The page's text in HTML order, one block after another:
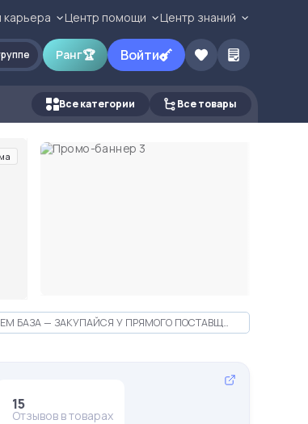
карьера Центр помощи Центр знаний
Ранг🏆 Войти
Все категории Все товары
СВОЯ RU PREM БАЗА — ЗАКУПАЙСЯ У ПРЯМОГО ПОСТАВЩИКА
15
Отзывов в товарах